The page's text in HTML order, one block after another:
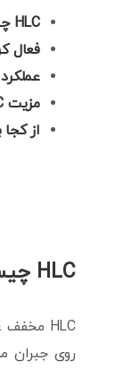
HLC
فعال
مزیت
از
HLC
روی جبران